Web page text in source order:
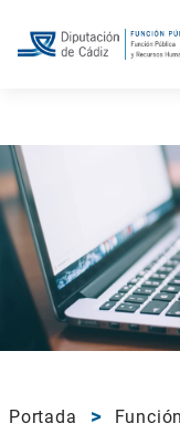
Portada